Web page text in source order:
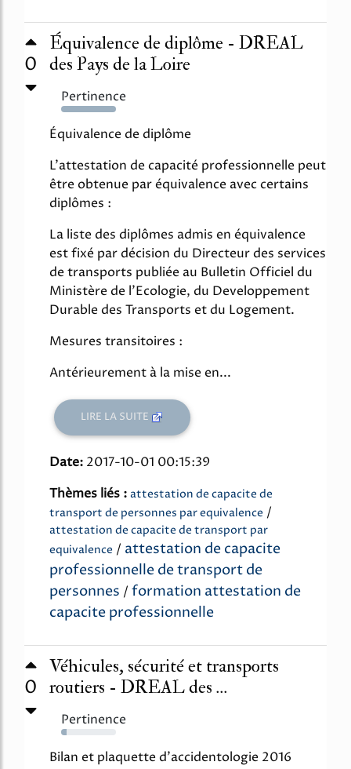
0
Équivalence de diplôme - DREAL
des Pays de la Loire
Pertinence
125%
Équivalence de diplôme
L'attestation de capacité professionnelle peut
être obtenue par équivalence avec certains
diplômes :
La liste des diplômes admis en équivalence
est fixé par décision du Directeur des services
de transports publiée au Bulletin Officiel du
Ministère de l'Ecologie, du Developpement
Durable des Transports et du Logement.
Mesures transitoires :
Antérieurement à la mise en...
LIRE LA SUITE
Date: 2017-10-01 00:15:39
Thèmes liés : attestation de capacite de
transport de personnes par equivalence /
attestation de capacite de transport par
equivalence / attestation de capacite
professionnelle de transport de
personnes / formation attestation de
capacite professionnelle
0
Véhicules, sécurité et transports
routiers - DREAL des ...
Pertinence
10%
Bilan et plaquette d'accidentologie 2016